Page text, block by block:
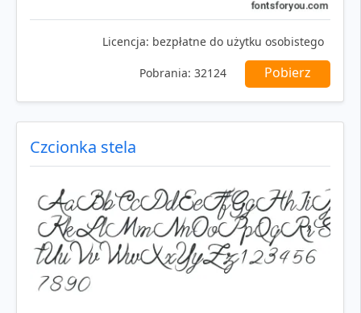
Licencja: bezpłatne do użytku osobistego
Pobrania: 32124 Pobierz
Czcionka stela